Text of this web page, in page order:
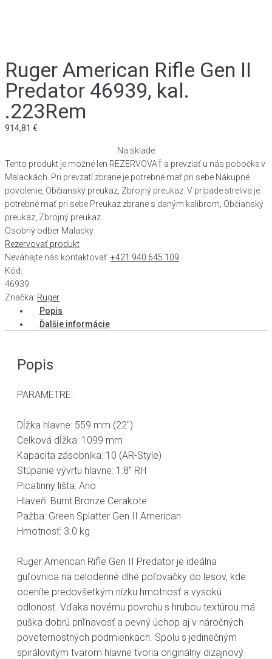
Ruger American Rifle Gen II
Predator 46939, kal.
.223Rem
914,81 €
Na sklade
Tento produkt je možné len REZERVOVAŤ a prevziať u nás pobočke v
Malackách. Pri prevzatí zbrane je potrebné mať pri sebe Nákupné
povolenie, Občianský preukaz, Zbrojný preukaz. V prípade streliva je
potrebné mať pri sebe Preukaz zbrane s daným kalibrom, Občianský
preukaz, Zbrojný preukaz.
Osobný odber Malacky
Rezervovať produkt
Neváhajte nás kontaktovať: +421 940 645 109
Kód:
46939
Značka: Ruger
Popis
Ďalšie informácie
Popis
PARAMETRE:
Dĺžka hlavne: 559 mm (22")
Celková dĺžka: 1099 mm
Kapacita zásobníka: 10 (AR-Style)
Stúpanie vývrtu hlavne: 1:8" RH
Picatinny lišta: Ano
Hlaveň: Burnt Bronze Cerakote
Pažba: Green Splatter Gen II American
Hmotnosť: 3.0 kg
Ruger American Rifle Gen II Predator je ideálna
guľovnica na celodenné dlhé poľovačky do lesov, kde
oceníte predovšetkým nízku hmotnosť a vysokú
odlonosť. Vďaka novému povrchu s hrubou textúrou má
puška dobrú priľnavosť a pevný úchop aj v náročných
poveternostných podmienkach. Spolu s jedinečným
spirálovitým tvarom hlavne tvoria originálny dizajnový